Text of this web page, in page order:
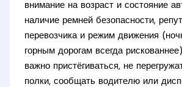
внимание на возраст и состояние
наличие ремней безопасности,
перевозчика и режим движения
горным дорогам всегда
важно пристёгиваться, не
полки, сообщать водителю или